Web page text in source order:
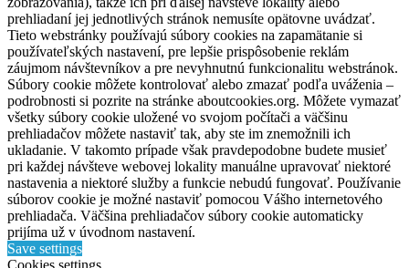
prehliadaní jej jednotlivých stránok nemusíte opätovne uvádzať.
Tieto webstránky používajú súbory cookies na zapamätanie si
používateľských nastavení, pre lepšie prispôsobenie reklám
záujmom návštevníkov a pre nevyhnutnú funkcionalitu webstránok.
Súbory cookie môžete kontrolovať alebo zmazať podľa uváženia –
podrobnosti si pozrite na stránke aboutcookies.org. Môžete vymazať
všetky súbory cookie uložené vo svojom počítači a väčšinu
prehliadačov môžete nastaviť tak, aby ste im znemožnili ich
ukladanie. V takomto prípade však pravdepodobne budete musieť
pri každej návšteve webovej lokality manuálne upravovať niektoré
nastavenia a niektoré služby a funkcie nebudú fungovať. Používanie
súborov cookie je možné nastaviť pomocou Vášho internetového
prehliadača. Väčšina prehliadačov súbory cookie automaticky
prijíma už v úvodnom nastavení.
Save settings